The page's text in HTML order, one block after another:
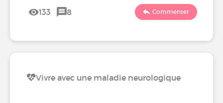
133 8 Commenter
Vivre avec une maladie neurologique